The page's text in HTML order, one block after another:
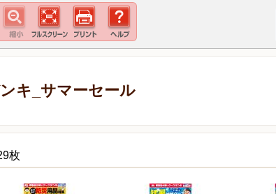
キ_サマーセール
枚